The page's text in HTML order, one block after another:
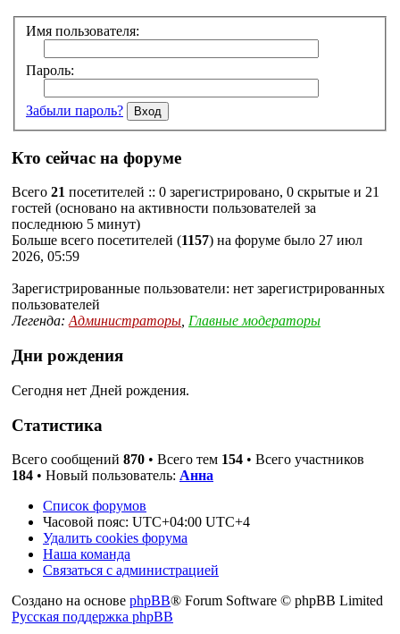
Имя пользователя:
Пароль:
Забыли пароль?
Кто сейчас на форуме
Всего 21 посетителей :: 0 зарегистрировано, 0 скрытые и 21
гостей (основано на активности пользователей за
последнюю 5 минут)
Больше всего посетителей (1157) на форуме было 27 июл
2026, 05:59
Зарегистрированные пользователи: нет зарегистрированных
пользователей
Легенда:Администраторы, Главные модераторы
Дни рождения
Сегодня нет Дней рождения.
Статистика
Всего сообщений 870 • Всего тем 154 • Всего участников
184 • Новый пользователь: Анна
Список форумов
Часовой пояс: UTC+04:00 UTC+4
Удалить cookies форума
Наша команда
Связаться с администрацией
Создано на основе phpBB® Forum Software © phpBB Limited
Русская поддержка phpBB